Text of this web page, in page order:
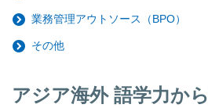
業務管理アウトソース（BPO）
その他
アジア海外 語学力か